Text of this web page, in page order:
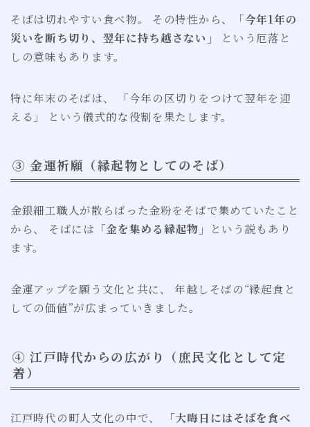
そばは切れやすい食べ物。 その特性から、
「今年1年の
災いを断ち切り、翌年に持ち越さない」
という厄落と
しの意味もあります。
特に年末のそばは、 「今年の区切りをつけて翌年を迎
える」 という儀式的な役割を果たします。
③ 金運祈願（縁起物としてのそば）
金銀細工職人が散らばった金粉をそばで集めていたこと
から、 そばには 「金を集める縁起物」
という説もあり
ます。
金運アップを願う文化と共に、 年越しそばの“縁起食と
しての価値”が広まっていきました。
④ 江戸時代からの広がり（庶民文化として定
着）
江戸時代の町人文化の中で、
「大晦日にはそばを食べ